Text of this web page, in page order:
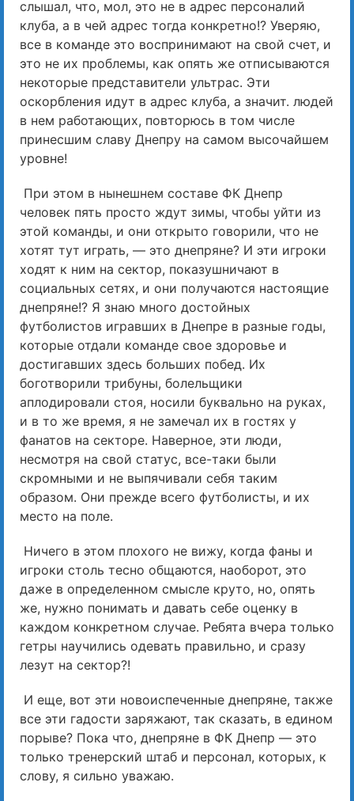
слышал, что, мол, это не в адрес персоналий
клуба, а в чей адрес тогда конкретно!? Уверяю,
все в команде это воспринимают на свой счет, и
это не их проблемы, как опять же отписываются
некоторые представители ультрас. Эти
оскорбления идут в адрес клуба, а значит. людей
в нем работающих, повторюсь в том числе
принесшим славу Днепру на самом высочайшем
уровне!
При этом в нынешнем составе ФК Днепр
человек пять просто ждут зимы, чтобы уйти из
этой команды, и они открыто говорили, что не
хотят тут играть, — это днепряне? И эти игроки
ходят к ним на сектор, показушничают в
социальных сетях, и они получаются настоящие
днепряне!? Я знаю много достойных
футболистов игравших в Днепре в разные годы,
которые отдали команде свое здоровье и
достигавших здесь больших побед. Их
боготворили трибуны, болельщики
аплодировали стоя, носили буквально на руках,
и в то же время, я не замечал их в гостях у
фанатов на секторе. Наверное, эти люди,
несмотря на свой статус, все-таки были
скромными и не выпячивали себя таким
образом. Они прежде всего футболисты, и их
место на поле.
Ничего в этом плохого не вижу, когда фаны и
игроки столь тесно общаются, наоборот, это
даже в определенном смысле круто, но, опять
же, нужно понимать и давать себе оценку в
каждом конкретном случае. Ребята вчера только
гетры научились одевать правильно, и сразу
лезут на сектор?!
И еще, вот эти новоиспеченные днепряне, также
все эти гадости заряжают, так сказать, в едином
порыве? Пока что, днепряне в ФК Днепр — это
только тренерский штаб и персонал, которых, к
слову, я сильно уважаю.